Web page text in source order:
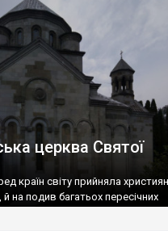
(postaki)…” “Вино. Крим
і його вдосталь: воно все
церква Святої
країн світу прийняла
на подив багатьох пересічних